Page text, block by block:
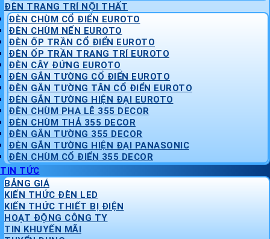
ĐÈN TRANG TRÍ NỘI THẤT
ĐÈN CHÙM CỔ ĐIỂN EUROTO
ĐÈN CHÙM NẾN EUROTO
ĐÈN ỐP TRẦN CỔ ĐIỂN EUROTO
ĐÈN ỐP TRẦN TRANG TRÍ EUROTO
ĐÈN CÂY ĐỨNG EUROTO
ĐÈN GẮN TƯỜNG CỔ ĐIỂN EUROTO
ĐÈN GẮN TƯỜNG TÂN CỔ ĐIỂN EUROTO
ĐÈN GẮN TƯỜNG HIỆN ĐẠI EUROTO
ĐÈN CHÙM PHA LÊ 355 DECOR
ĐÈN CHÙM THẢ 355 DECOR
ĐÈN GẮN TƯỜNG 355 DECOR
ĐÈN GẮN TƯỜNG HIỆN ĐẠI PANASONIC
ĐÈN CHÙM CỔ ĐIỂN 355 DECOR
TIN TỨC
BẢNG GIÁ
KIẾN THỨC ĐÈN LED
KIẾN THỨC THIẾT BỊ ĐIỆN
HOẠT ĐỘNG CÔNG TY
TIN KHUYẾN MÃI